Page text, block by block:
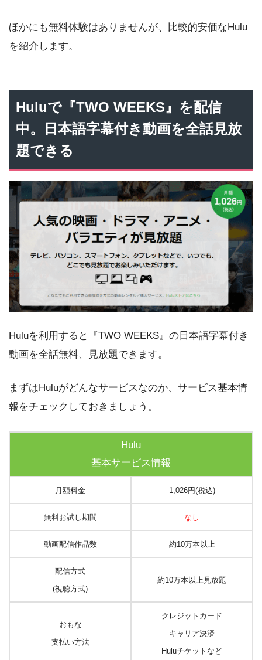
ほかにも無料体験はありませんが、比較的安価なHulu
を紹介します。
Huluで『TWO WEEKS』を配信
中。日本語字幕付き動画を全話見放
題できる
Huluを利用すると『TWO WEEKS』の日本語字幕付き
動画を全話無料、見放題できます。
まずはHuluがどんなサービスなのか、サービス基本情
報をチェックしておきましょう。
Hulu
基本サービス情報
月額料金 1,026円(税込)
無料お試し期間 なし
動画配信作品数 約10万本以上
配信方式
(視聴方式)
約10万本以上見放題
おもな
支払い方法
クレジットカード
キャリア決済
Huluチケットなど